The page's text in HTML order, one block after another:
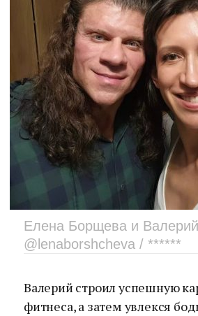
Елена Борщева и
@lenaborshcheva / ******
Валерий строил успешную
фитнеса, а затем увлекся